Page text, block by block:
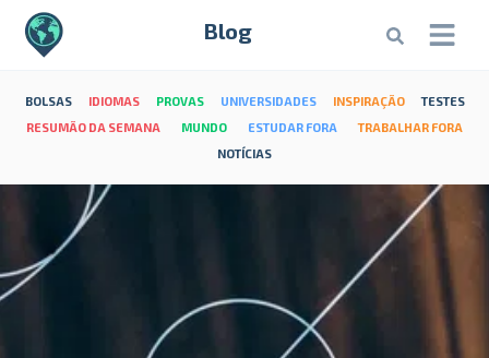
Blog
BOLSAS IDIOMAS PROVAS UNIVERSIDADES INSPIRAÇÃO
TESTES
RESUMÃO DA SEMANA
MUNDO ESTUDAR FORA
TRABALHAR FORA
NOTÍCIAS